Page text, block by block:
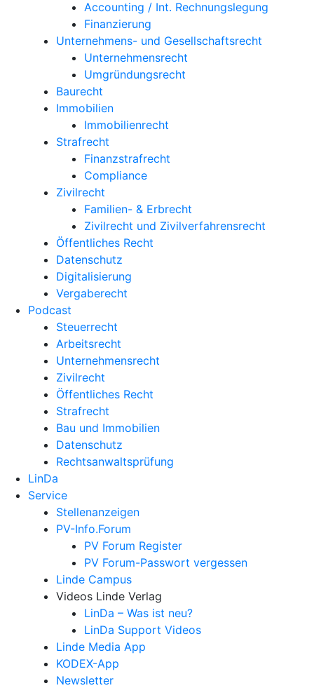
Accounting / Int. Rechnungslegung
Finanzierung
Unternehmens- und Gesellschaftsrecht
Unternehmensrecht
Umgründungsrecht
Baurecht
Immobilien
Immobilienrecht
Strafrecht
Finanzstrafrecht
Compliance
Zivilrecht
Familien- & Erbrecht
Zivilrecht und Zivilverfahrensrecht
Öffentliches Recht
Datenschutz
Digitalisierung
Vergaberecht
Podcast
Steuerrecht
Arbeitsrecht
Unternehmens­recht
Zivilrecht
Öffentliches Recht
Strafrecht
Bau und Immobilien
Datenschutz
Rechtsanwalts­prüfung
LinDa
Service
Stellenanzeigen
PV-Info.Forum
PV Forum Register
PV Forum-Passwort vergessen
Linde Campus
Videos Linde Verlag
LinDa – Was ist neu?
LinDa Support Videos
Linde Media App
KODEX-App
Newsletter